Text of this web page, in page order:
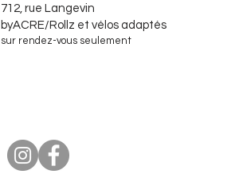
712, rue Langevin
byACRE/Rollz et vélos adaptés
sur rendez-vous seulement